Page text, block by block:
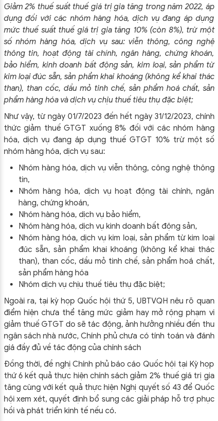
Giảm 2% thuế suất thuế giá trị gia tăng trong năm 2022, áp
dụng đối với các nhóm hàng hóa, dịch vụ đang áp dụng
mức thuế suất thuế giá trị gia tăng 10% (còn 8%), trừ một
số nhóm hàng hóa, dịch vụ sau: viễn thông, công nghệ
thông tin, hoạt động tài chính, ngân hàng, chứng khoán,
bảo hiểm, kinh doanh bất động sản, kim loại, sản phẩm từ
kim loại đúc sẵn, sản phẩm khai khoáng (không kể khai thác
than), than cốc, dầu mỏ tinh chế, sản phẩm hoá chất, sản
phẩm hàng hóa và dịch vụ chịu thuế tiêu thụ đặc biệt;
Như vậy, từ ngày 01/7/2023 đến hết ngày 31/12/2023, chính
thức giảm thuế GTGT xuống 8% đối với các nhóm hàng
hóa, dịch vụ đang áp dụng thuế GTGT 10% trừ một số
nhóm hàng hóa, dịch vụ sau:
Nhóm hàng hóa, dịch vụ viễn thông, công nghệ thông
tin,
Nhóm hàng hóa, dịch vụ hoạt động tài chính, ngân
hàng, chứng khoán,
Nhóm hàng hóa, dịch vụ bảo hiểm,
Nhóm hàng hóa, dịch vụ kinh doanh bất động sản,
Nhóm hàng hóa, dịch vụ kim loại, sản phẩm từ kim loại
đúc sẵn, sản phẩm khai khoáng (không kể khai thác
than), than cốc, dầu mỏ tinh chế, sản phẩm hoá chất,
sản phẩm hàng hóa
Nhóm dịch vụ chịu thuế tiêu thụ đặc biệt;
Ngoài ra, tại kỳ họp Quốc hội thứ 5, UBTVQH nêu rõ quan
điểm hiện chưa thể tăng mức giảm hay mở rộng phạm vi
giảm thuế GTGT do sẽ tác động, ảnh hưởng nhiều đến thu
ngân sách nhà nước, Chính phủ chưa có tính toán và đánh
giá đầy đủ về tác động của chính sách
Đồng thời, đề nghị Chính phủ báo cáo Quốc hội tại Kỳ họp
thứ 6 kết quả thực hiện chính sách giảm 2% thuế giá trị gia
tăng cùng với kết quả thực hiện Nghị quyết số 43 để Quốc
hội xem xét, quyết định bổ sung các giải pháp hỗ trợ phục
hồi và phát triển kinh tế nếu có.